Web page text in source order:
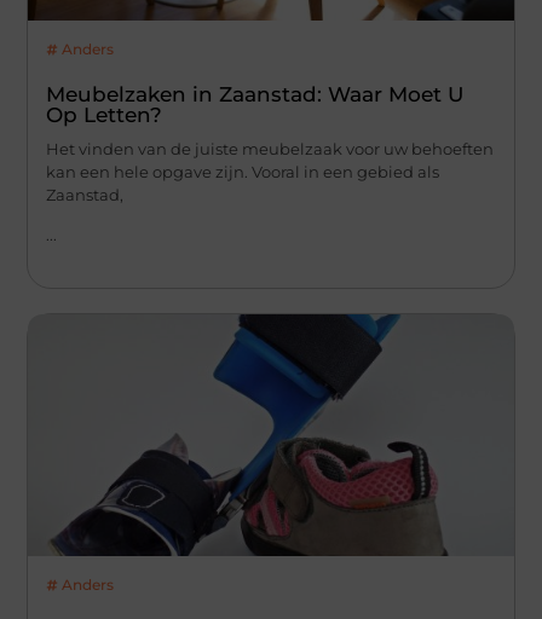
Anders
Meubelzaken in Zaanstad: Waar Moet U
Op Letten?
Het vinden van de juiste meubelzaak voor uw behoeften
kan een hele opgave zijn. Vooral in een gebied als
Zaanstad,
...
Anders